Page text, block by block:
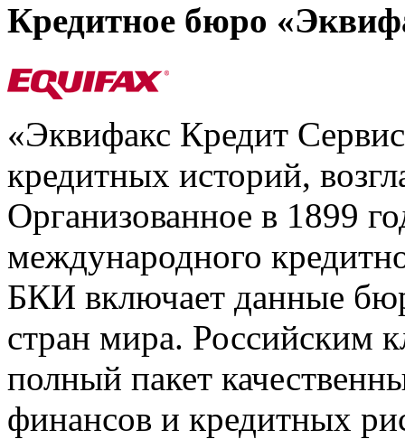
Кредитное бюро
«Эквифакс Кредит
кредитных историй,
Организованное в 1899
международного
БКИ включает данные
стран мира. Российским
полный пакет
финансов и кредитных